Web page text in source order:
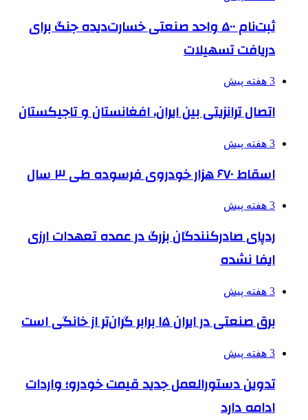
ثبت‌نام ۵۰۰ واحد صنعتی خسارت‌دیده جنگ برای
دریافت تسهیلات
3 هفته پیش
اتصال ترانزیتی بین ایران، افغانستان و تاجیکستان
3 هفته پیش
اسقاط ۶۷۰ هزار خودروی فرسوده طی ۳ سال
3 هفته پیش
ردپای صادرکنندگان بزرگ در عمده تعهدات ارزی
ایفا نشده
3 هفته پیش
برق صنعتی در ایران ۱۵ برابر گران‌تر از خانگی است
3 هفته پیش
تدوین دستورالعمل جدید قیمت خودرو؛ واردات
ادامه دارد